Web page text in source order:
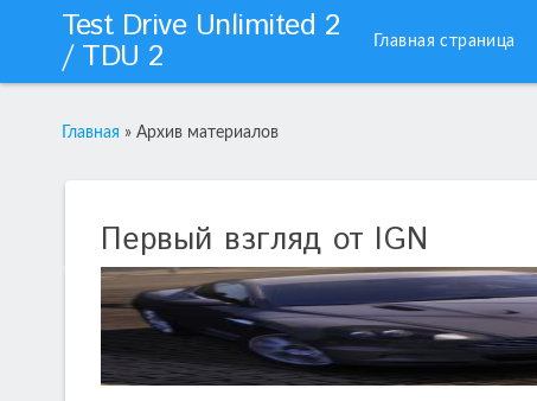
Test Drive Unlimited 2
/ TDU 2 Главная страница
Главная » Архив материалов
Первый взгляд от IGN